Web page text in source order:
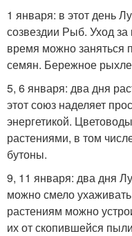
1 января: в этот день
созвездии Рыб. Уход
время можно заняться
семян. Бережное
5, 6 января: два дня
этот союз наделяет
энергетикой.
растениями, в том
бутоны.
9, 11 января: два дня
можно смело
растениям можно
их от скопившейся